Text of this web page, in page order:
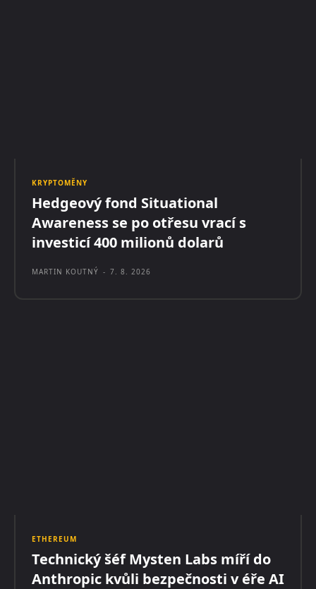
KRYPTOMĚNY
Hedgeový fond Situational
Awareness se po otřesu vrací s
investicí 400 milionů dolarů
MARTIN KOUTNÝ - 7. 8. 2026
ETHEREUM
Technický šéf Mysten Labs míří do
Anthropic kvůli bezpečnosti v éře AI